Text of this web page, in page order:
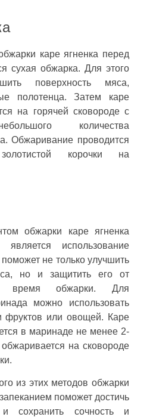
каре ягненка перед
сухая обжарка. Для этого
поверхность мяса,
полотенца. Затем каре
на горячей сковороде с
количества
Обжаривание проводится
корочки на
обжарки каре ягненка
является использование
не только улучшить
но и защитить его от
время обжарки. Для
можно использовать
фруктов или овощей. Каре
в маринаде не менее 2-
на сковороде
из этих методов обжарки
поможет достичь
сохранить сочность и